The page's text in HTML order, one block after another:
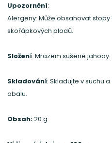
Upozornění:
Alergeny: Může obsahovat
skořápkových plodů.
Složení: Mrazem sušené jahody.
Skladování: Skladujte v suchu
obalu.
Obsah:20 g